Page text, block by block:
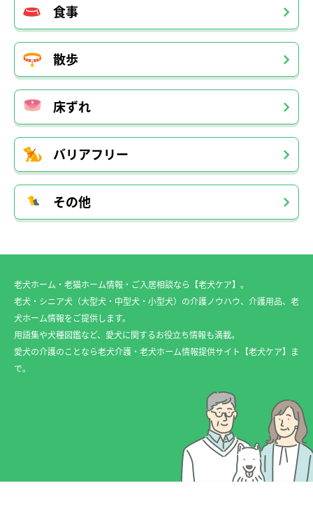
食事
散歩
床ずれ
バリアフリー
その他
老犬ホーム・老猫ホーム情報・ご入居相談なら【老犬ケア】。
老犬・シニア犬（大型犬・中型犬・小型犬）の介護ノウハウ、介護用品、老
犬ホーム情報をご提供します。
用語集や犬種図鑑など、愛犬に関するお役立ち情報も満載。
愛犬の介護のことなら老犬介護・老犬ホーム情報提供サイト【老犬ケア】ま
で。